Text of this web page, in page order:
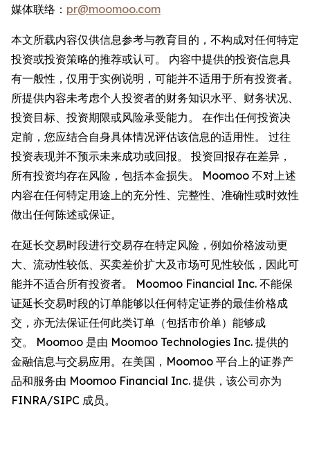
媒体联络： pr@moomoo.com
本文所载内容仅供信息参考与教育目的，不构成对任何特定
投资或投资策略的推荐或认可。 内容中提供的投资信息具
有一般性，仅用于实例说明，可能并不适用于所有投资者。
所提供内容未考虑个人投资者的财务知识水平、财务状况、
投资目标、投资期限或风险承受能力。 在作出任何投资决
定前，您应结合自身具体情况评估该信息的适用性。 过往
投资表现并不预示未来成功或回报。 投资回报存在差异，
所有投资均存在风险，包括本金损失。 Moomoo 不对上述
内容在任何特定用途上的充分性、完整性、准确性或时效性
做出任何陈述或保证。
在延长交易时段进行交易存在特定风险，例如价格波动更
大、流动性较低、买卖差价扩大及市场可见性较低，因此可
能并不适合所有投资者。 Moomoo Financial Inc. 不能保
证延长交易时段的订单能够以任何特定证券的最佳价格成
交，亦无法保证任何此类订单（包括市价单）能够成
交。 Moomoo 是由 Moomoo Technologies Inc. 提供的
金融信息与交易应用。在美国，Moomoo 平台上的证券产
品和服务由 Moomoo Financial Inc. 提供，该公司亦为
FINRA/SIPC 成员。